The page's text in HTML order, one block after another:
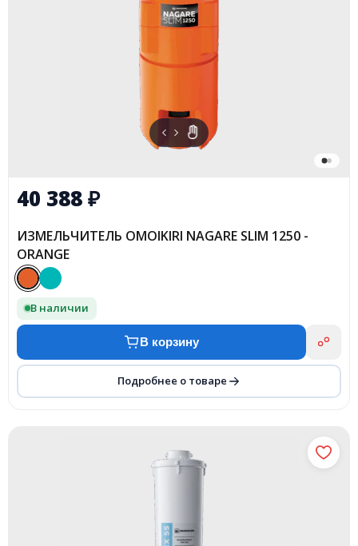
40 388₽
ИЗМЕЛЬЧИТЕЛЬ OMOIKIRI NAGARE SLIM 1250 -
ORANGE
В наличии
В корзину
Подробнее о товаре